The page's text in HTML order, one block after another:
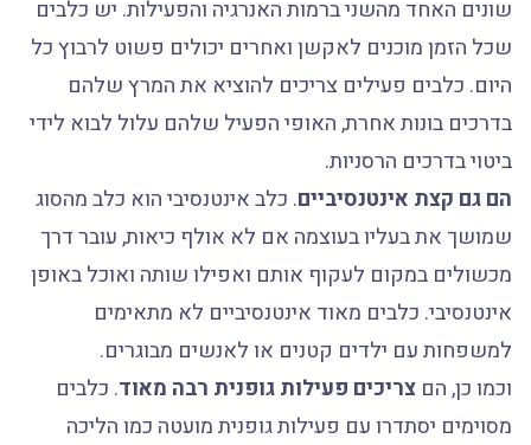
שונים האחד מהשני ברמות האנרגיה והפעילות. יש כלבים
שכל הזמן מוכנים לאקשן ואחרים יכולים פשוט לרבוץ כל
היום. כלבים פעילים צריכים להוציא את המרץ שלהם
בדרכים בונות אחרת, האופי הפעיל שלהם עלול לבוא לידי
ביטוי בדרכים הרסניות.
הם גם קצת אינטנסיביים. כלב אינטנסיבי הוא כלב מהסוג
שמושך את בעליו בעוצמה אם לא אולף כיאות, עובר דרך
מכשולים במקום לעקוף אותם ואפילו שותה ואוכל באופן
אינטנסיבי. כלבים מאוד אינטנסיביים לא מתאימים
למשפחות עם ילדים קטנים או לאנשים מבוגרים.
וכמו כן, הם צריכים פעילות גופנית רבה מאוד. כלבים
מסוימים יסתדרו עם פעילות גופנית מועטה כמו הליכה